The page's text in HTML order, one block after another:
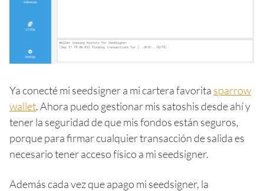
Ya conecté mi seedsigner a mi cartera favorita sparrow
wallet. Ahora puedo gestionar mis satoshis desde ahí y
tener la seguridad de que mis fondos están seguros,
porque para firmar cualquier transacción de salida es
necesario tener acceso físico a mi seedsigner.
Además cada vez que apago mi seedsigner, la